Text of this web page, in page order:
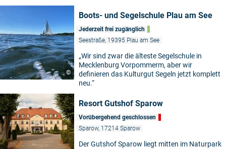
©
Boots- und Segelschule Plau am See
Jederzeit frei zugänglich
Seestraße, 19395 Plau am See
„Wir sind zwar die älteste Segelschule in
Mecklenburg Vorpommerm, aber wir
definieren das Kulturgut Segeln jetzt komplett
neu.“
Resort Gutshof Sparow
Vorübergehend geschlossen
Sparow, 17214 Sparow
Der Gutshof Sparow liegt mitten im Naturpark